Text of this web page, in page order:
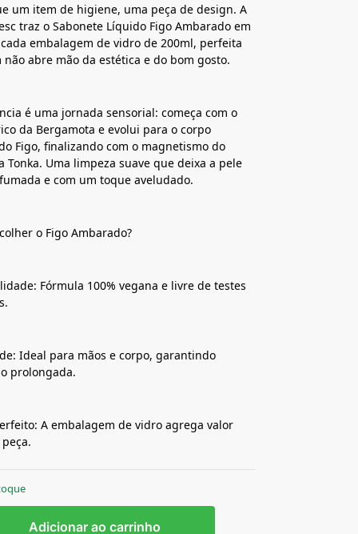
um item de higiene, uma peça de design. A
traz o Sabonete Líquido Figo Ambarado em
embalagem de vidro de 200ml, perfeita
abre mão da estética e do bom gosto.
é uma jornada sensorial: começa com o
da Bergamota e evolui para o corpo
Figo, finalizando com o magnetismo do
Tonka. Uma limpeza suave que deixa a pele
e com um toque aveludado.
o Figo Ambarado?
Fórmula 100% vegana e livre de testes
Ideal para mãos e corpo, garantindo
prolongada.
A embalagem de vidro agrega valor
Adicionar ao carrinho